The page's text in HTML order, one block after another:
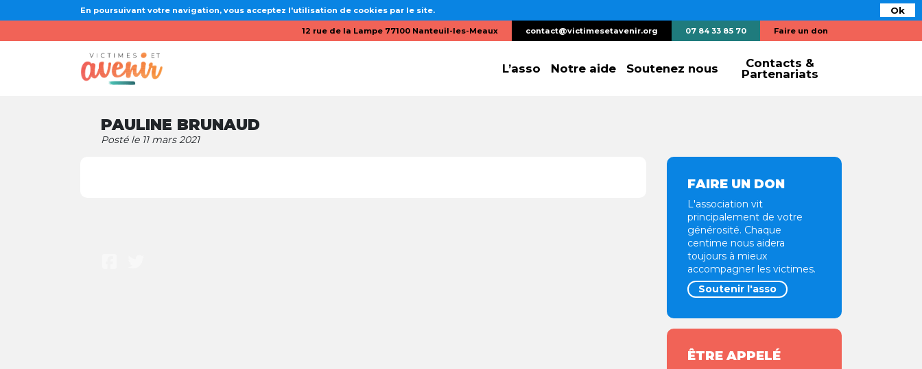
Ok
En poursuivant votre navigation, vous acceptez l'utilisation de cookies par le site.
12 rue de la Lampe 77100 Nanteuil-les-Meaux contact@victimesetavenir.org 07 84 33 85 70 Faire un don
L’asso Notre aide Soutenez nous
Contacts &
Partenariats
PAULINE BRUNAUD
Posté le 11 mars 2021
FAIRE UN DON
L'association vit
principalement de votre
générosité. Chaque
centime nous aidera
toujours à mieux
accompagner les victimes.
Soutenir l'asso
ÊTRE APPELÉ